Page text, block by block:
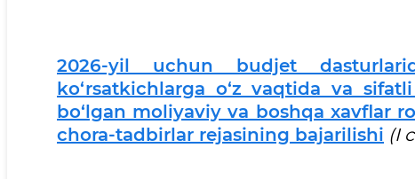
2026-yil uchun budjet
ko‘rsatkichlarga o‘z vaqtida va
bo‘lgan moliyaviy va boshqa xavflar
chora-tadbirlar rejasining bajarilishi (I